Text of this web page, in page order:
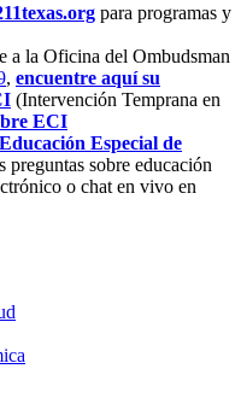
para programas y
a la Oficina del Ombudsman
, encuentre aquí su
(Intervención Temprana en
ECI
Especial de
preguntas sobre educación
o chat en vivo en